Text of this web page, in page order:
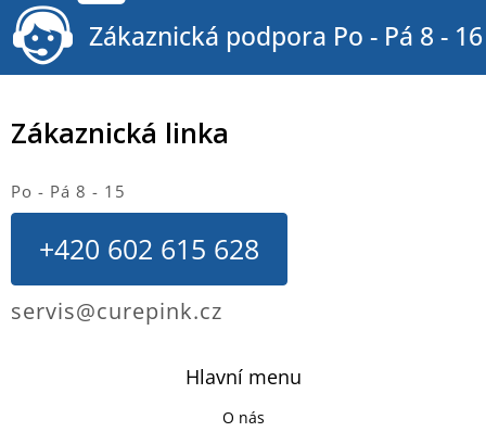
Hlavní menu
O nás
Zákaznická linka
Po - Pá 8 - 15
+420 602 615 628
servis@curepink.cz
Zákaznická podpora Po - Pá 8 - 16